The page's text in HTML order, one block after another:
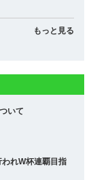
もっと見る
いて
れW杯連覇目指